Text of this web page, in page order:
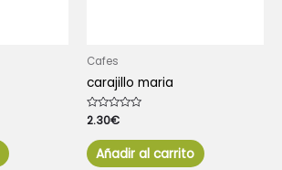
Cafes
carajillo maria
Valorado
con
de
5
2.30€
Añadir al carrito